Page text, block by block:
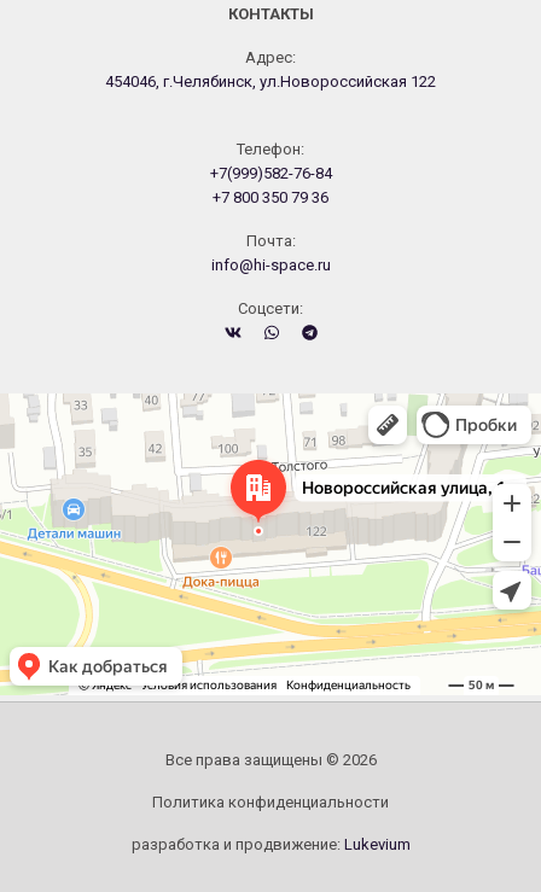
КОНТАКТЫ
Адрес:
454046, г.Челябинск, ул.Новороссийская 122
Телефон:
+7(999)582-76-84
+7 800 350 79 36
Почта:
info@hi-space.ru
Cоцсети:
Челябинск
Новороссийская улица, 122 — Яндекс.Карты
Все права защищены © 2026
Политика конфиденциальности
разработка и продвижение: Lukevium